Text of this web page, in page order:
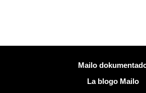
Mailo
La blogo Mailo